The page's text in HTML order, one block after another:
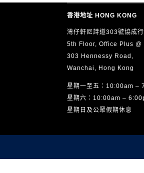
香港地址 HONG KONG
灣仔軒尼詩道303號協成
5th Floor, Office Plus @
303 Hennessy Road,
Wanchai, Hong Kong
星期一至五：10:00am –
星期六：10:00am –
星期日及公眾假期休息